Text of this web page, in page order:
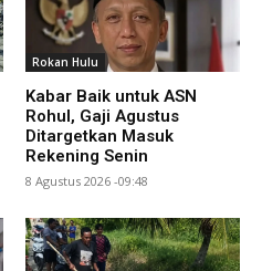
Rokan Hulu
Kabar Baik untuk ASN
Rohul, Gaji Agustus
Ditargetkan Masuk
Rekening Senin
8 Agustus 2026 -09:48